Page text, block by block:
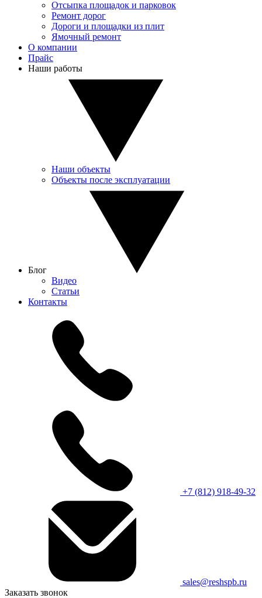
Отсыпка площадок и парковок
Ремонт дорог
Дороги и площадки из плит
Ямочный ремонт
О компании
Прайс
Наши работы
Наши объекты
Объекты после эксплуатации
Блог
Видео
Статьи
Контакты
+7 (812) 918-49-32
sales@reshspb.ru
Заказать звонок